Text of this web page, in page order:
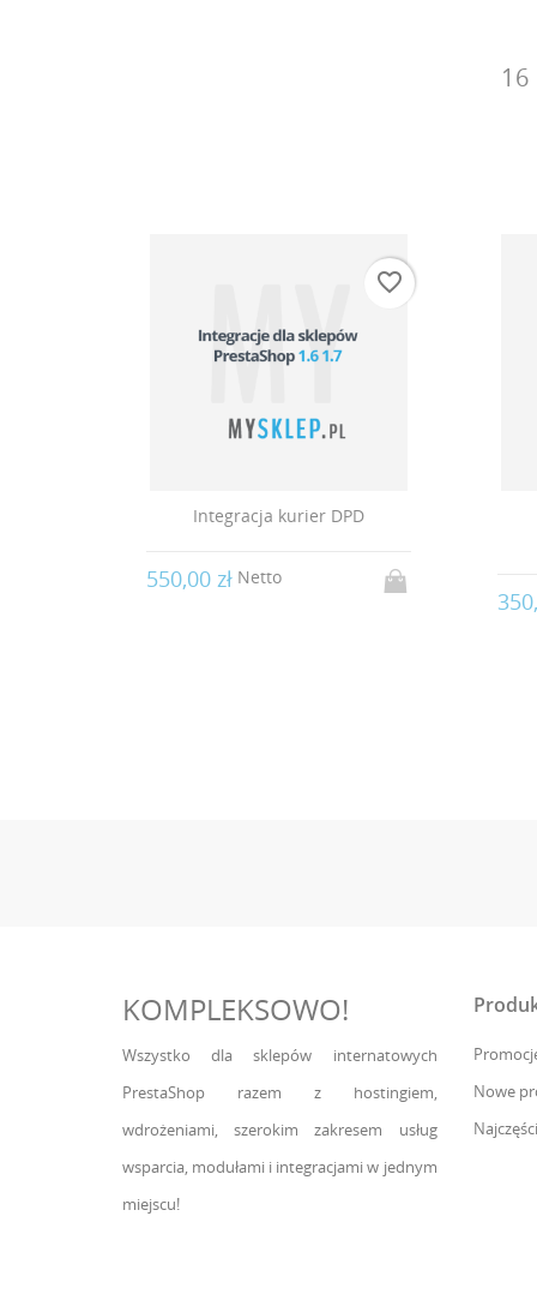
16
Integracja z Hurtownią
KOMPLEKSOWO!
Wszystko dla sklepów internatowych
PrestaShop razem z hostingiem,
wdrożeniami, szerokim zakresem usług
wsparcia, modułami i integracjami w jednym
miejscu!
Nowe